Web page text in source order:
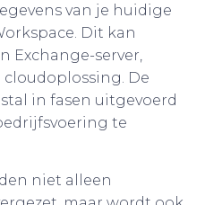
van je huidige
Dit kan
Exchange-server,
cloudoplossing. De
in fasen uitgevoerd
te
niet alleen